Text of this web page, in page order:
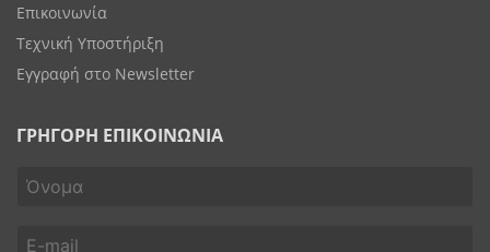
Επικοινωνία
Τεχνική Υποστήριξη
Εγγραφή στο Newsletter
ΓΡΗΓΟΡΗ ΕΠΙΚΟΙΝΩΝΙΑ